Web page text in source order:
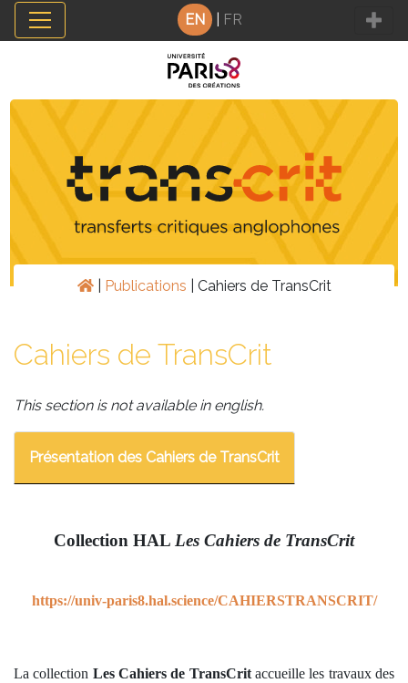
Cookies management panel
EN | FR
Publications Cahiers de TransCrit
Cahiers de TransCrit
This section is not available in english.
Présentation des Cahiers de TransCrit
Collection HAL Les Cahiers de TransCrit
https://univ-paris8.hal.science/CAHIERSTRANSCRIT/
La collection Les Cahiers de TransCritaccueille les travaux des